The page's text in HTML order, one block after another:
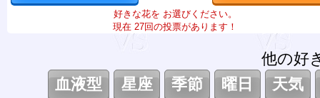
好きな花を お選びください。
現在 27回の投票があります！
他の好
血液型
星座 季節 曜日
天気